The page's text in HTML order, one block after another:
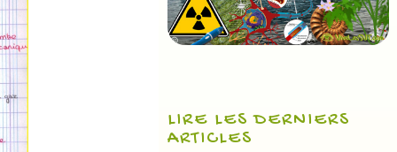
LIRE LES DERNIERS
ARTICLES